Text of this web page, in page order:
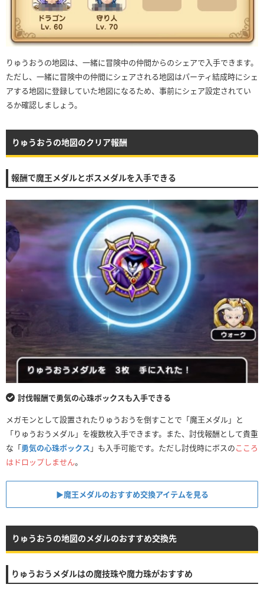
りゅうおうの地図は、一緒に冒険中の仲間からのシェアで入手できます。
ただし、一緒に冒険中の仲間にシェアされる地図はパーティ結成時にシェ
アする地図に登録していた地図になるため、事前にシェア設定されてい
るか確認しましょう。
りゅうおうの地図のクリア報酬
報酬で魔王メダルとボスメダルを入手できる
討伐報酬で勇気の心珠ボックスも入手できる
メガモンとして設置されたりゅうおうを倒すことで「魔王メダル」と
「りゅうおうメダル」を複数枚入手できます。また、討伐報酬として貴重
な「勇気の心珠ボックス 」も入手可能です。ただし討伐時にボスのこころ
はドロップしません。
▶︎魔王メダルのおすすめ交換アイテムを見る
りゅうおうの地図のメダルのおすすめ交換先
りゅうおうメダルはの魔技珠や魔力珠がおすすめ